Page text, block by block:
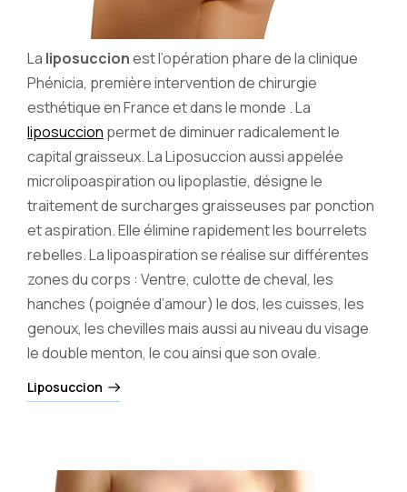
La liposuccionest l’opération phare de la clinique
Phénicia, première intervention de chirurgie
esthétique en France et dans le monde . La
liposuccion permet de diminuer radicalement le
capital graisseux. La Liposuccion aussi appelée
microlipoaspiration ou lipoplastie, désigne le
traitement de surcharges graisseuses par ponction
et aspiration. Elle élimine rapidement les bourrelets
rebelles. La lipoaspiration se réalise sur différentes
zones du corps : Ventre, culotte de cheval, les
hanches (poignée d’amour) le dos, les cuisses, les
genoux, les chevilles mais aussi au niveau du visage
le double menton, le cou ainsi que son ovale.
Liposuccion